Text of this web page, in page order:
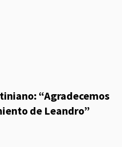
“Agradecemos
de Leandro”